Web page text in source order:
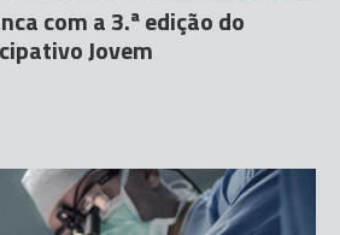
com a 3.ª edição do
Jovem